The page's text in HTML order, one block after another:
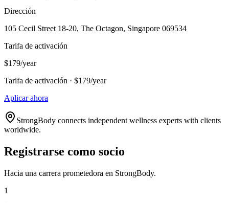
Dirección
105 Cecil Street 18-20, The Octagon, Singapore 069534
Tarifa de activación
$179/year
Tarifa de activación · $179/year
Aplicar ahora
StrongBody connects independent wellness experts with clients
worldwide.
Registrarse como socio
Hacia una carrera prometedora en StrongBody.
1